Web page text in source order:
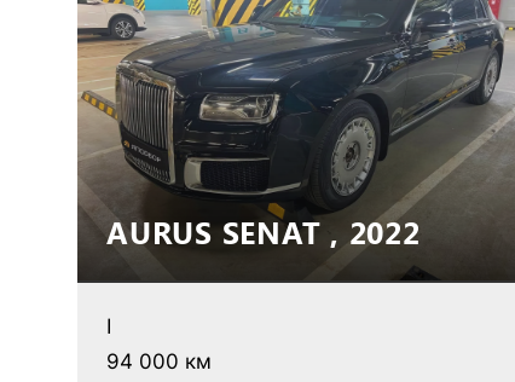
AURUS SENAT , 2022
I
94 000 км